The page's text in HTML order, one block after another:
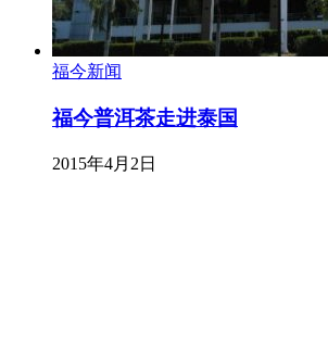
福今新闻
福今普洱茶走进泰国
2015年4月2日